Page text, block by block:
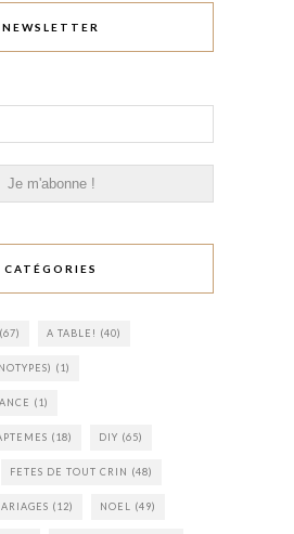
NEWSLETTER
CATÉGORIES
(67) A TABLE! (40)
(1)
(1)
(18) DIY (65)
FETES DE TOUT CRIN (48)
(12) NOEL (49)